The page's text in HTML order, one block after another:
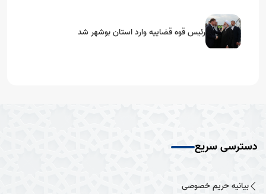
رئیس قوه قضاییه وارد استان بوشهر شد
دسترسی سریع
بیانیه حریم خصوصی